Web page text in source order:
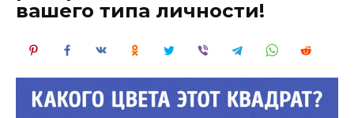
вашего типа личности!